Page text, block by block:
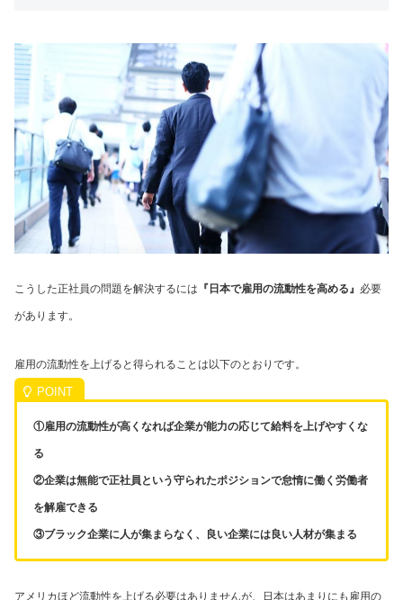
こうした正社員の問題を解決するには 『日本で雇用の流動性を高める』 必要
があります。
雇用の流動性を上げると得られることは以下のとおりです。
①雇用の流動性が高くなれば企業が能力の応じて給料を上げやすくな
る
②企業は無能で正社員という守られたポジションで怠惰に働く労働者
を解雇できる
③ブラック企業に人が集まらなく、良い企業には良い人材が集まる
アメリカほど流動性を上げる必要はありませんが、日本はあまりにも雇用の